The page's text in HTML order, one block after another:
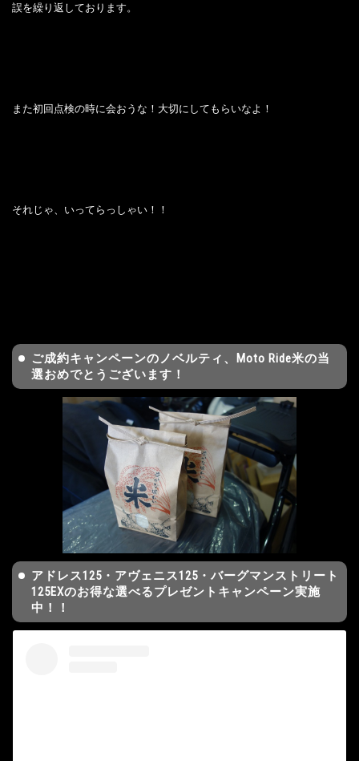
誤を繰り返しております。
また初回点検の時に会おうな！大切にしてもらいなよ！
それじゃ、いってらっしゃい！！
ご成約キャンペーンのノベルティ、Moto Ride米の当
選おめでとうございます！
アドレス125・アヴェニス125・バーグマンストリート
125EXのお得な選べるプレゼントキャンペーン実施
中！！